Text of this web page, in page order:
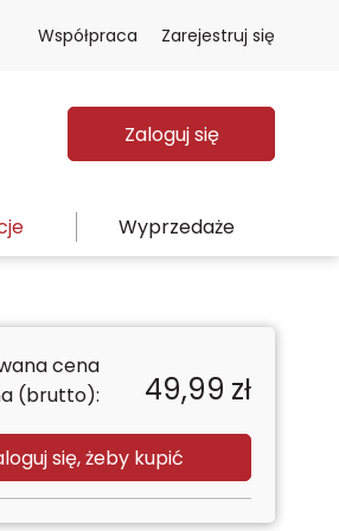
Współpraca Zarejestruj się
Zaloguj się
Wyprzedaże
cena
(brutto):
49,99 zł
się, żeby kupić